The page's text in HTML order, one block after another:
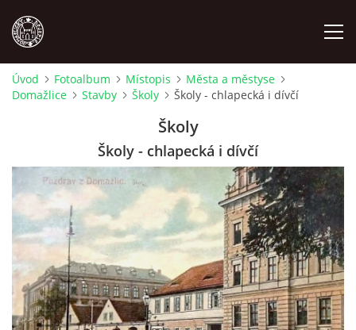
MÍSTOPIS
OSOBNOSTI
OSTATNÍ
ODKAZY
Úvod Fotoalbum Místopis
Města a městyse
Domažlice
Stavby Školy Školy - chlapecká i dívčí
Školy
Školy - chlapecká i dívčí